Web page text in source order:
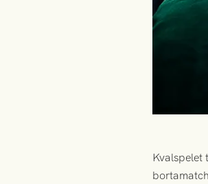
Kvalspelet